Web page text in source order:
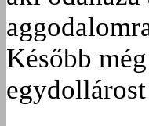
Később